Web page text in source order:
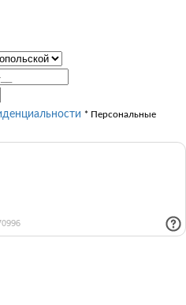
* Персональные